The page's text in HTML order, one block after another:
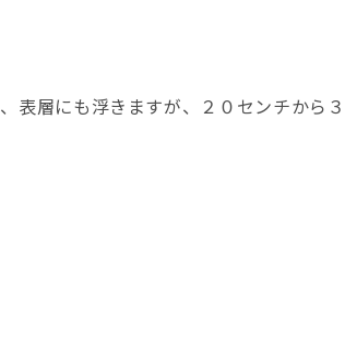
表層にも浮きますが、２０センチから